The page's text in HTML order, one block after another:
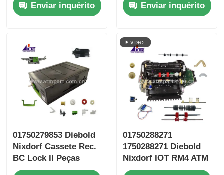
Enviar inquérito
Magnética 49-221699-
000F 49221699000F
Enviar inquérito
01750279853 Diebold
Nixdorf Cassete Rec.
BC Lock II Peças
Sobressalentes ATM
01750288271
1750288271 Diebold
Nixdorf IOT RM4 ATM
Peças sobressalentes